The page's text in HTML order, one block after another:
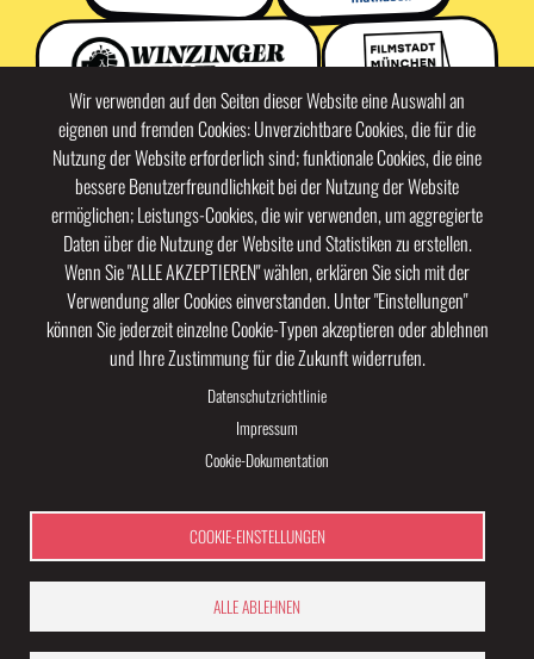
Wir verwenden auf den Seiten dieser Website eine Auswahl an
eigenen und fremden Cookies: Unverzichtbare Cookies, die für die
Nutzung der Website erforderlich sind; funktionale Cookies, die eine
bessere Benutzerfreundlichkeit bei der Nutzung der Website
ermöglichen; Leistungs-Cookies, die wir verwenden, um aggregierte
Daten über die Nutzung der Website und Statistiken zu erstellen.
Wenn Sie "ALLE AKZEPTIEREN" wählen, erklären Sie sich mit der
Verwendung aller Cookies einverstanden. Unter "Einstellungen"
können Sie jederzeit einzelne Cookie-Typen akzeptieren oder ablehnen
und Ihre Zustimmung für die Zukunft widerrufen.
Datenschutzrichtlinie
Impressum
Cookie-Dokumentation
COOKIE-EINSTELLUNGEN
ALLE ABLEHNEN
KINOLIEBE SUMMER FESTIVAL 2026